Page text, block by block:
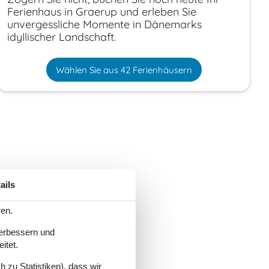
Ferienhaus in Graerup und erleben Sie
unvergessliche Momente in Dänemarks
idyllischer Landschaft.
Wählen Sie aus 42 Ferienhäusern
und
zu Statistiken), dass wir